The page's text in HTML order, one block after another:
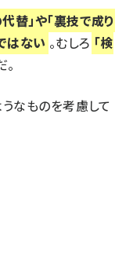
替」や「裏技で成り
はない 。むしろ 「検
なものを考慮して